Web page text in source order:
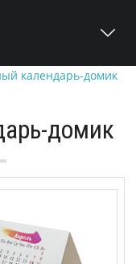
календарь-домик
домик